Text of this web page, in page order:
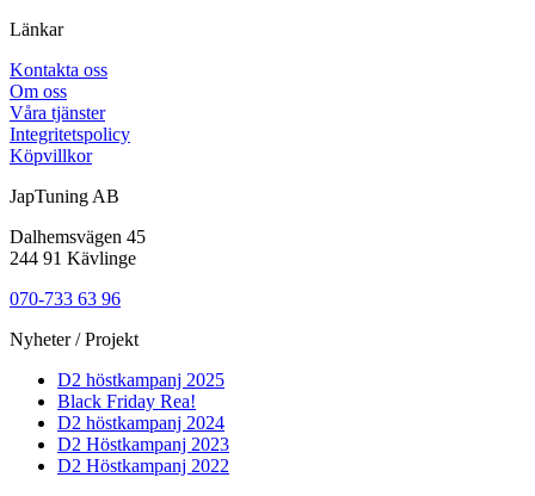
Länkar
Kontakta oss
Om oss
Våra tjänster
Integritetspolicy
Köpvillkor
JapTuning AB
Dalhemsvägen 45
244 91 Kävlinge
070-733 63 96
Nyheter / Projekt
D2 höstkampanj 2025
Black Friday Rea!
D2 höstkampanj 2024
D2 Höstkampanj 2023
D2 Höstkampanj 2022